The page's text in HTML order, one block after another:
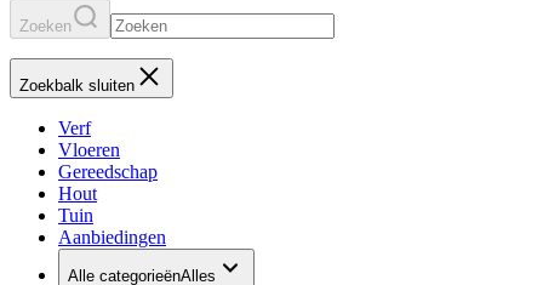
Zoeken
Zoekbalk sluiten
Verf
Vloeren
Gereedschap
Hout
Tuin
Aanbiedingen
Alle categorieënAlles